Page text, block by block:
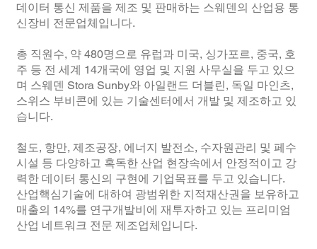
데이터 통신 제품을 제조 및 판매하는 스웨덴의 산업용 통
신장비 전문업체입니다.
총 직원수, 약 480명으로 유럽과 미국, 싱가포르, 중국, 호
주 등 전 세계 14개국에 영업 및 지원 사무실을 두고 있으
며 스웨덴 Stora Sunby와 아일랜드 더블린, 독일 마인츠,
스위스 부비콘에 있는 기술센터에서 개발 및 제조하고 있
습니다.
철도, 항만, 제조공장, 에너지 발전소, 수자원관리 및 페수
시설 등 다양하고 혹독한 산업 현장속에서 안정적이고 강
력한 데이터 통신의 구현에 기업목표를 두고 있습니다.
산업핵심기술에 대하여 광범위한 지적재산권을 보유하고
매출의 14%를 연구개발비에 재투자하고 있는 프리미엄
산업 네트워크 전문 제조업체입니다.